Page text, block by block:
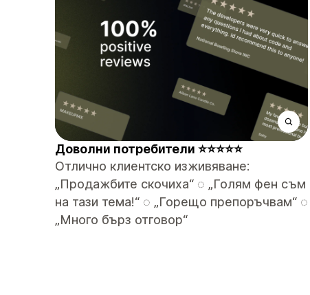
️Доволни потребители ⭐⭐⭐⭐⭐
Отлично клиентско изживяване:
„Продажбите скочиха“ ◌ „Голям фен съм
на тази тема!“ ◌ „Горещо препоръчвам“ ◌
„Много бърз отговор“